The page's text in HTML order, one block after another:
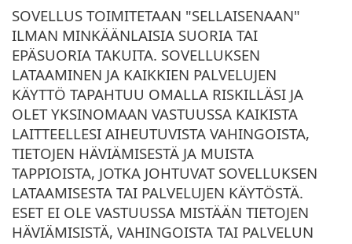
SOVELLUS TOIMITETAAN "SELLAISENAAN"
ILMAN MINKÄÄNLAISIA SUORIA TAI
EPÄSUORIA TAKUITA. SOVELLUKSEN
LATAAMINEN JA KAIKKIEN PALVELUJEN
KÄYTTÖ TAPAHTUU OMALLA RISKILLÄSI JA
OLET YKSINOMAAN VASTUUSSA KAIKISTA
LAITTEELLESI AIHEUTUVISTA VAHINGOISTA,
TIETOJEN HÄVIÄMISESTÄ JA MUISTA
TAPPIOISTA, JOTKA JOHTUVAT SOVELLUKSEN
LATAAMISESTA TAI PALVELUJEN KÄYTÖSTÄ.
ESET EI OLE VASTUUSSA MISTÄÄN TIETOJEN
HÄVIÄMISISTÄ, VAHINGOISTA TAI PALVELUN